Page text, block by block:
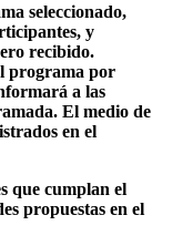
seleccionado,
y
recibido.
programa por
a las
El medio de
en el
que cumplan el
propuestas en el